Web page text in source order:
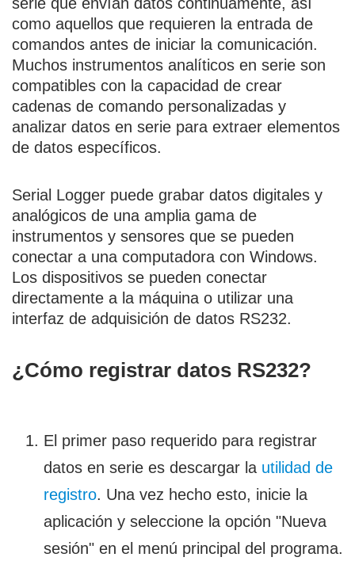
como aquellos que requieren la entrada de
comandos antes de iniciar la comunicación.
Muchos instrumentos analíticos en serie son
compatibles con la capacidad de crear
cadenas de comando personalizadas y
analizar datos en serie para extraer elementos
de datos específicos.
Serial Logger puede grabar datos digitales y
analógicos de una amplia gama de
instrumentos y sensores que se pueden
conectar a una computadora con Windows.
Los dispositivos se pueden conectar
directamente a la máquina o utilizar una
interfaz de adquisición de datos RS232.
¿Cómo registrar datos RS232?
El primer paso requerido para registrar
datos en serie es descargar la utilidad de
registro. Una vez hecho esto, inicie la
aplicación y seleccione la opción "Nueva
sesión" en el menú principal del programa.